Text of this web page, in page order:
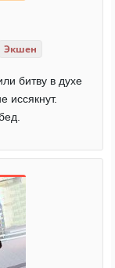
Экшен
битву в духе
иссякнут.